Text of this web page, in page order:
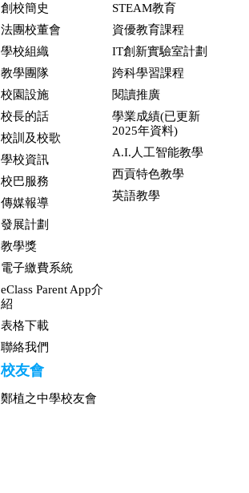
創校簡史
法團校董會
學校組織
教學團隊
校園設施
校長的話
校訓及校歌
學校資訊
校巴服務
傳媒報導
發展計劃
教學獎
電子繳費系統
eClass Parent App介
紹
表格下載
聯絡我們
STEAM教育
資優教育課程
IT創新實驗室計劃
跨科學習課程
閱讀推廣
學業成績(已更新
2025年資料)
A.I.人工智能教學
西貢特色教學
英語教學
校友會
鄭植之中學校友會